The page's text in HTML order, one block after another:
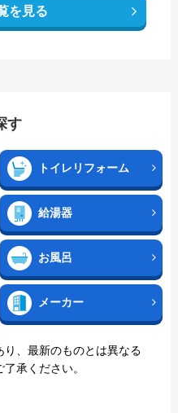
を見る
す
トイレリフォーム
給湯器
お風呂
メーカー
、最新のものとは異なる
承ください。